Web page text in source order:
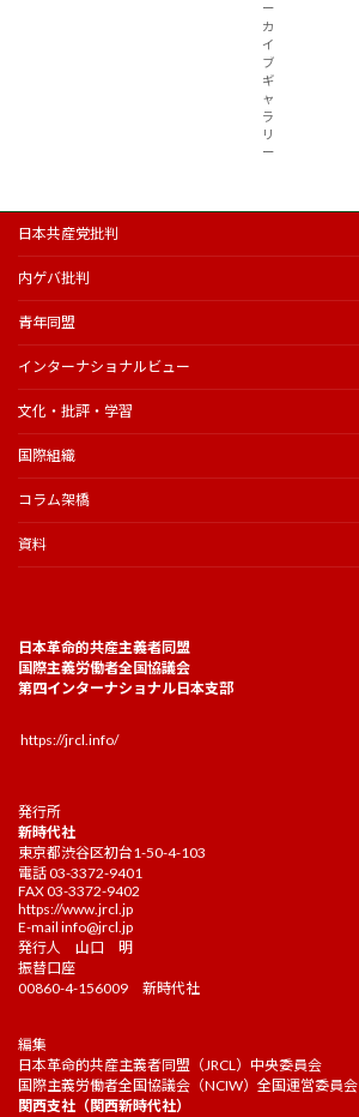
ー
カ
イ
ブ
ギ
ャ
ラ
リ
ー
日本共産党批判
内ゲバ批判
青年同盟
インターナショナルビュー
文化・批評・学習
国際組織
コラム架橋
資料
日本革命的共産主義者同盟
国際主義労働者全国協議会
第四インターナショナル日本支部
https://jrcl.info/
発行所
新時代社
東京都渋谷区初台1-50-4-103
電話 03-3372-9401
FAX 03-3372-9402
https://www.jrcl.jp
E-mail info@jrcl.jp
発行人 山口 明
振替口座
00860-4-156009 新時代社
編集
日本革命的共産主義者同盟（JRCL）中央委員会
国際主義労働者全国協議会（NCIW）全国運営委員会
関西支社（関西新時代社）